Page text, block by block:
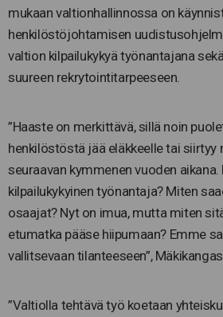
mukaan valtionhallinnossa on
henkilöstöjohtamisen
valtion kilpailukykyä työnantajana
suureen rekrytointitarpeeseen.
”Haaste on merkittävä, sillä noin
henkilöstöstä jää eläkkeelle tai siirtyy
seuraavan kymmenen vuoden
kilpailukykyinen työnantaja? Miten
osaajat? Nyt on imua, mutta miten
etumatka pääse hiipumaan? Emme
vallitsevaan tilanteeseen”,
”Valtiolla tehtävä työ koetaan